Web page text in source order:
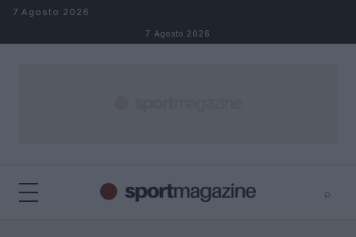
Salta al contenuto
7 Agosto 2026
7 Agosto 2026
⌕